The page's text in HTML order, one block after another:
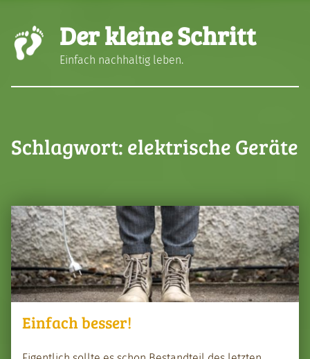
Der kleine Schritt
Einfach nachhaltig leben.
Schlagwort: elektrische Geräte
Einfach besser!